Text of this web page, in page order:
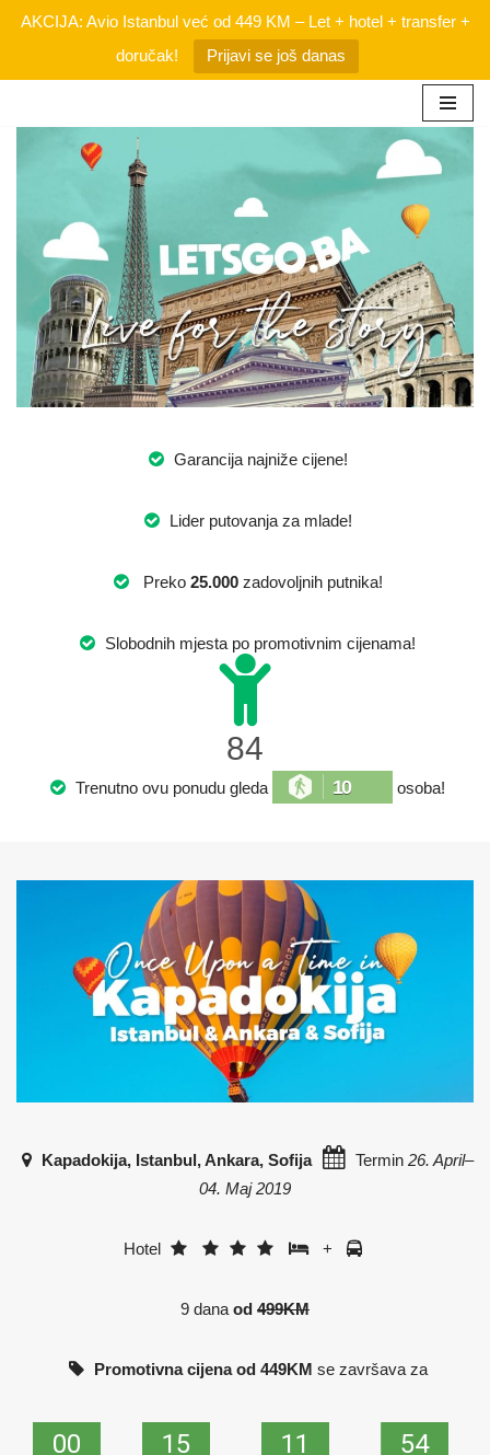
AKCIJA: Avio Istanbul već od 449 KM – Let + hotel + transfer +
doručak!
Prijavi se još danas
Garancija najniže cijene!
Lider putovanja za mlade!
Preko 25.000zadovoljnih putnika!
Slobodnih mjesta po promotivnim cijenama!
84
Trenutno ovu ponudu gleda 10 osoba!
Kapadokija, Istanbul, Ankara, Sofija Termin 26. April–
04. Maj 2019
Hotel +
9 dana od 499KM
Promotivna cijena od 449KM se završava za
00
00 15
15 11
11 54
53